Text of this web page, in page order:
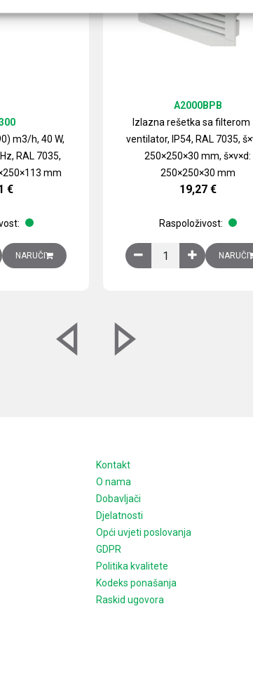
lim količina
m3/h, 40 W,
RAL 7035,
mm
€
m3/h, 40 W, 230V AC, 50/60 Hz, RAL 7035,
NARUČI
Izlazna rešetka sa filterom
ventilator, IP54, RAL 7035,
250×250×30 mm, š×v×d:
250×250×30 mm
A2000BPB
19,27 €
Raspoloživost:
Izlazna rešetka saNARUČI
Kontakt
O nama
Dobavljači
Djelatnosti
Opći uvjeti poslovanja
GDPR
Politika kvalitete
Kodeks ponašanja
Raskid ugovora